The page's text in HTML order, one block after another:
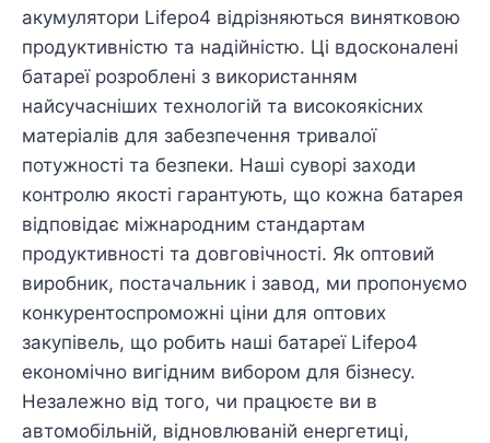
акумулятори Lifepo4 відрізняються винятковою
продуктивністю та надійністю. Ці вдосконалені
батареї розроблені з використанням
найсучасніших технологій та високоякісних
матеріалів для забезпечення тривалої
потужності та безпеки. Наші суворі заходи
контролю якості гарантують, що кожна батарея
відповідає міжнародним стандартам
продуктивності та довговічності. Як оптовий
виробник, постачальник і завод, ми пропонуємо
конкурентоспроможні ціни для оптових
закупівель, що робить наші батареї Lifepo4
економічно вигідним вибором для бізнесу.
Незалежно від того, чи працюєте ви в
автомобільній, відновлюваній енергетиці,